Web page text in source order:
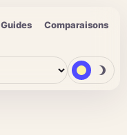
Guides Comparaisons